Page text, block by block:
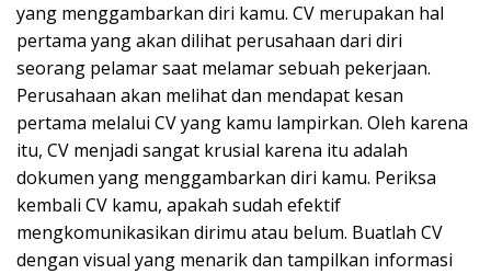
yang menggambarkan diri kamu. CV merupakan hal
pertama yang akan dilihat perusahaan dari diri
seorang pelamar saat melamar sebuah pekerjaan.
Perusahaan akan melihat dan mendapat kesan
pertama melalui CV yang kamu lampirkan. Oleh karena
itu, CV menjadi sangat krusial karena itu adalah
dokumen yang menggambarkan diri kamu. Periksa
kembali CV kamu, apakah sudah efektif
mengkomunikasikan dirimu atau belum. Buatlah CV
dengan visual yang menarik dan tampilkan informasi